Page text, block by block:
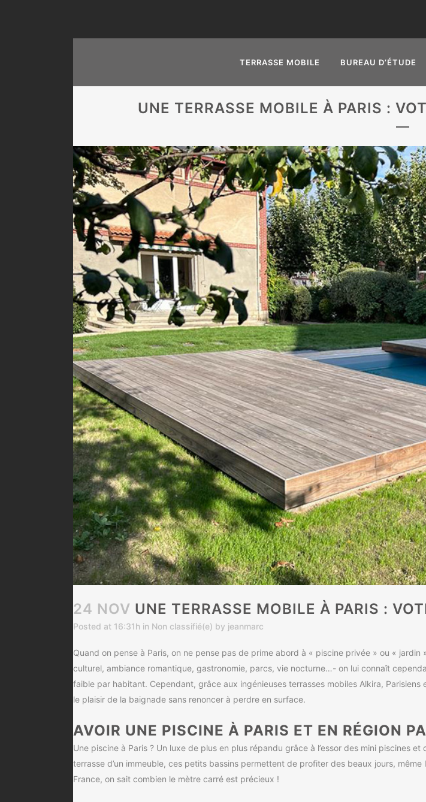
TERRASSE MOBILE BUREAU D’ÉTUDE
UNE TERRASSE MOBILE À PARIS :
24 NOV UNE TERRASSE MOBILE À PARIS :
Posted at 16:31h in Non classifié(e) by jeanmarc
Quand on pense à Paris, on ne pense pas de prime abord à « piscine privée » ou «
culturel, ambiance romantique, gastronomie, parcs, vie nocturne…- on lui connaît
faible par habitant. Cependant, grâce aux ingénieuses terrasses mobiles Alkira,
le plaisir de la baignade sans renoncer à perdre en surface.
AVOIR UNE PISCINE À PARIS ET EN RÉGION
Une piscine à Paris ? Un luxe de plus en plus répandu grâce à l’essor des mini piscines
terrasse d’un immeuble, ces petits bassins permettent de profiter des beaux jours,
France, on sait combien le mètre carré est précieux !